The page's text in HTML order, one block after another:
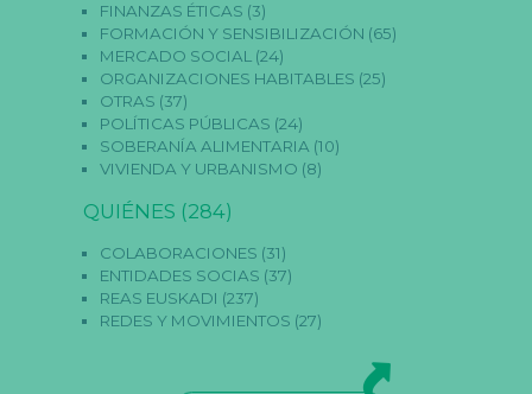
FINANZAS ÉTICAS (3)
FORMACIÓN Y SENSIBILIZACIÓN (65)
MERCADO SOCIAL(24)
ORGANIZACIONES HABITABLES (25)
OTRAS (37)
POLÍTICAS PÚBLICAS (24)
SOBERANÍA ALIMENTARIA (10)
VIVIENDA Y URBANISMO (8)
QUIÉNES (284)
COLABORACIONES (31)
ENTIDADES SOCIAS (37)
REAS EUSKADI (237)
REDES Y MOVIMIENTOS (27)
s.
S
n
c
e
s
a